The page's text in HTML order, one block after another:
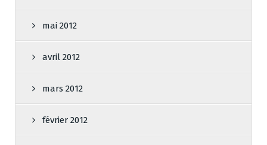
mai 2012
avril 2012
mars 2012
février 2012